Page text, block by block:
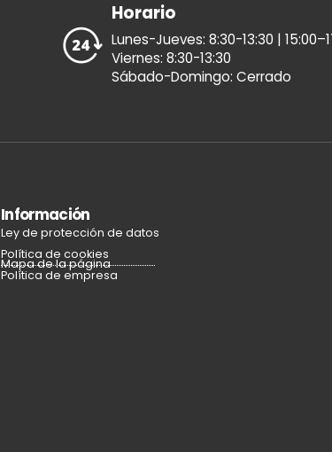
Horario
Lunes-Jueves: 8:30-13:30 |
Viernes: 8:30-13:30
Sábado-Domingo: Cerrado
Información
Ley de protección de datos
Política de cookies
Política de empresa
Mapa de la página